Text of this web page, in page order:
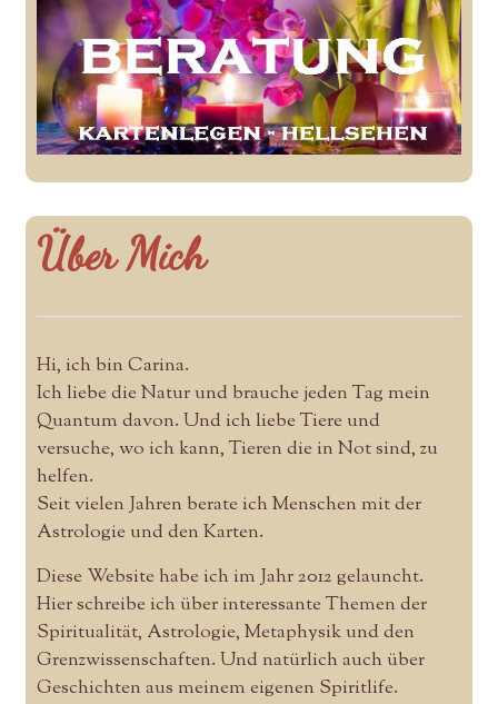
Über Mich
Hi, ich bin Carina.
Ich liebe die Natur und brauche jeden Tag mein
Quantum davon. Und ich liebe Tiere und
versuche, wo ich kann, Tieren die in Not sind, zu
helfen.
Seit vielen Jahren berate ich Menschen mit der
Astrologie und den Karten.
Diese Website habe ich im Jahr 2012 gelauncht.
Hier schreibe ich über interessante Themen der
Spiritualität, Astrologie, Metaphysik und den
Grenzwissenschaften. Und natürlich auch über
Geschichten aus meinem eigenen Spiritlife.